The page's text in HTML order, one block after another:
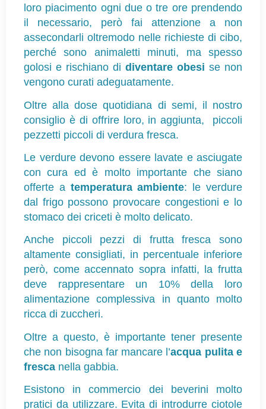
loro piacimento ogni due o tre ore prendendo
il necessario, però fai attenzione a non
assecondarli oltremodo nelle richieste di cibo,
perché sono animaletti minuti, ma spesso
golosi e rischiano di diventare obesi se non
vengono curati adeguatamente.
Oltre alla dose quotidiana di semi, il nostro
consiglio è di offrire loro, in aggiunta,  piccoli
pezzetti piccoli di verdura fresca.
Le verdure devono essere lavate e asciugate
con cura ed è molto importante che siano
offerte a temperatura ambiente: le verdure
dal frigo possono provocare congestioni e lo
stomaco dei criceti è molto delicato.
Anche piccoli pezzi di frutta fresca sono
altamente consigliati, in percentuale inferiore
però, come accennato sopra infatti, la frutta
deve rappresentare un 10% della loro
alimentazione complessiva in quanto molto
ricca di zuccheri.
Oltre a questo, è importante tener presente
che non bisogna far mancare l’acqua pulita e
fresca nella gabbia.
Esistono in commercio dei beverini molto
pratici da utilizzare. Evita di introdurre ciotole